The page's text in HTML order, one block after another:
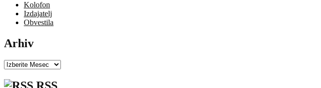
Kolofon
Izdajatelj
Obvestila
Arhiv
Arhiv